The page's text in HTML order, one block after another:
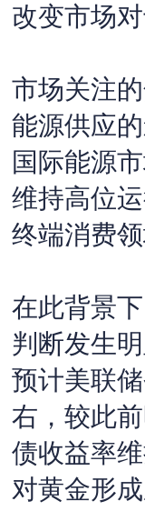
改变市场
市场关注
能源供应
国际能源
维持高位
终端消费
在此背景
判断发生
预计美联
右，较此
债收益率
对黄金形成